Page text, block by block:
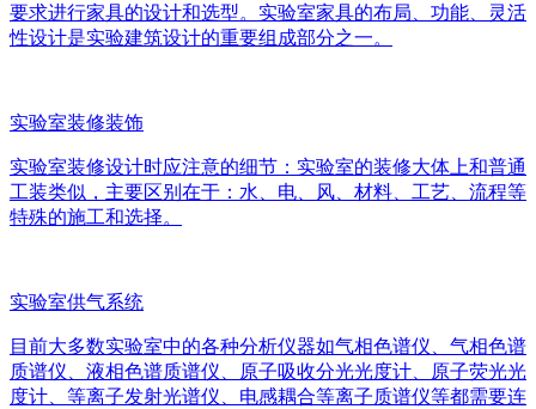
要求进行家具的设计和选型。实验室家具的布局、功能、灵活
性设计是实验建筑设计的重要组成部分之一。
实验室装修装饰
实验室装修设计时应注意的细节：实验室的装修大体上和普通
工装类似，主要区别在于：水、电、风、材料、工艺、流程等
特殊的施工和选择。
实验室供气系统
目前大多数实验室中的各种分析仪器如气相色谱仪、气相色谱
质谱仪、液相色谱质谱仪、原子吸收分光光度计、原子荧光光
度计、等离子发射光谱仪、电感耦合等离子质谱仪等都需要连